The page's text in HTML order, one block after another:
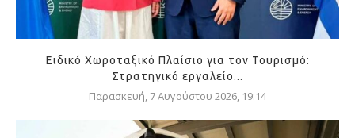
Ειδικό Χωροταξικό Πλαίσιο για τον Τουρισμό:
Στρατηγικό εργαλείο...
Παρασκευή, 7 Αυγούστου 2026, 19:14